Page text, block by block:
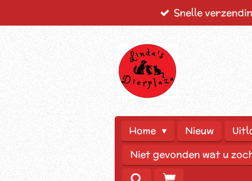
Snelle
Home Nieuw
Niet gevonden wat u